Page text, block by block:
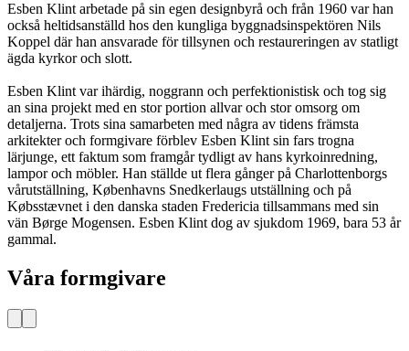
Esben Klint arbetade på sin egen designbyrå och från 1960 var han
också heltidsanställd hos den kungliga byggnadsinspektören Nils
Koppel där han ansvarade för tillsynen och restaureringen av statligt
ägda kyrkor och slott.
Esben Klint var ihärdig, noggrann och perfektionistisk och tog sig
an sina projekt med en stor portion allvar och stor omsorg om
detaljerna. Trots sina samarbeten med några av tidens främsta
arkitekter och formgivare förblev Esben Klint sin fars trogna
lärjunge, ett faktum som framgår tydligt av hans kyrkoinredning,
lampor och möbler. Han ställde ut flera gånger på Charlottenborgs
vårutställning, Københavns Snedkerlaugs utställning och på
Købsstævnet i den danska staden Fredericia tillsammans med sin
vän Børge Mogensen. Esben Klint dog av sjukdom 1969, bara 53 år
gammal.
Våra formgivare